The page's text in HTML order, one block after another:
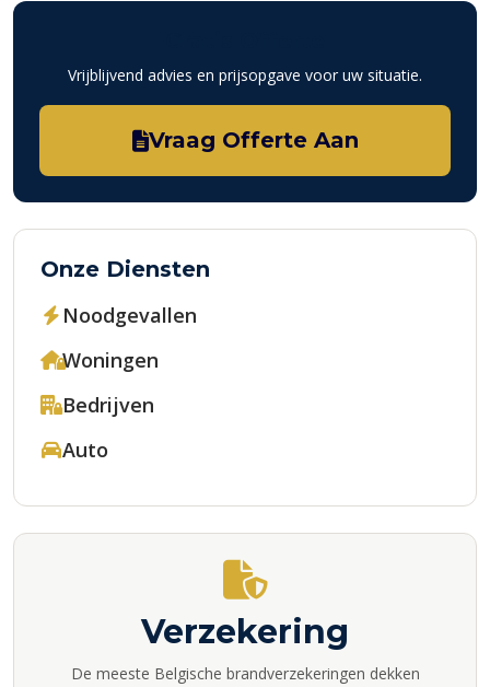
Vrijblijvend advies en prijsopgave voor uw situatie.
Vraag Offerte Aan
Onze Diensten
Noodgevallen
Woningen
Bedrijven
Auto
Verzekering
De meeste Belgische brandverzekeringen dekken